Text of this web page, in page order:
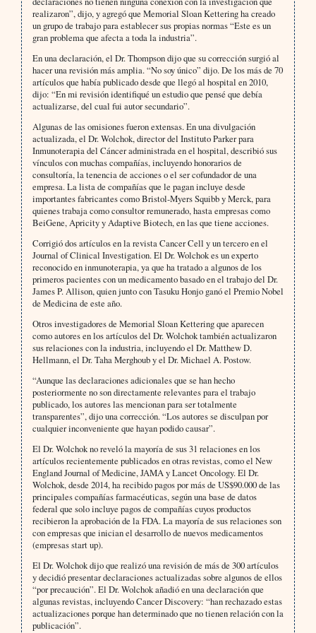
realizaron”, dijo, y agregó que Memorial Sloan Kettering ha creado
un grupo de trabajo para establecer sus propias normas “Este es un
gran problema que afecta a toda la industria”.
En una declaración, el Dr. Thompson dijo que su corrección surgió al
hacer una revisión más amplia. “No soy único” dijo. De los más de 70
artículos que había publicado desde que llegó al hospital en 2010,
dijo: “En mi revisión identifiqué un estudio que pensé que debía
actualizarse, del cual fui autor secundario”.
Algunas de las omisiones fueron extensas. En una divulgación
actualizada, el Dr. Wolchok, director del Instituto Parker para
Inmunoterapia del Cáncer administrada en el hospital, describió sus
vínculos con muchas compañías, incluyendo honorarios de
consultoría, la tenencia de acciones o el ser cofundador de una
empresa. La lista de compañías que le pagan incluye desde
importantes fabricantes como Bristol-Myers Squibb y Merck, para
quienes trabaja como consultor remunerado, hasta empresas como
BeiGene, Apricity y Adaptive Biotech, en las que tiene acciones.
Corrigió dos artículos en la revista Cancer Cell y un tercero en el
Journal of Clinical Investigation. El Dr. Wolchok es un experto
reconocido en inmunoterapia, ya que ha tratado a algunos de los
primeros pacientes con un medicamento basado en el trabajo del Dr.
James P. Allison, quien junto con Tasuku Honjo ganó el Premio Nobel
de Medicina de este año.
Otros investigadores de Memorial Sloan Kettering que aparecen
como autores en los artículos del Dr. Wolchok también actualizaron
sus relaciones con la industria, incluyendo el Dr. Matthew D.
Hellmann, el Dr. Taha Merghoub y el Dr. Michael A. Postow.
“Aunque las declaraciones adicionales que se han hecho
posteriormente no son directamente relevantes para el trabajo
publicado, los autores las mencionan para ser totalmente
transparentes”, dijo una corrección. “Los autores se disculpan por
cualquier inconveniente que hayan podido causar”.
El Dr. Wolchok no reveló la mayoría de sus 31 relaciones en los
artículos recientemente publicados en otras revistas, como el New
England Journal of Medicine, JAMA y Lancet Oncology. El Dr.
Wolchok, desde 2014, ha recibido pagos por más de US$90.000 de las
principales compañías farmacéuticas, según una base de datos
federal que solo incluye pagos de compañías cuyos productos
recibieron la aprobación de la FDA. La mayoría de sus relaciones son
con empresas que inician el desarrollo de nuevos medicamentos
(empresas start up).
El Dr. Wolchok dijo que realizó una revisión de más de 300 artículos
y decidió presentar declaraciones actualizadas sobre algunos de ellos
“por precaución”. El Dr. Wolchok añadió en una declaración que
algunas revistas, incluyendo Cancer Discovery: “han rechazado estas
actualizaciones porque han determinado que no tienen relación con la
publicación”.